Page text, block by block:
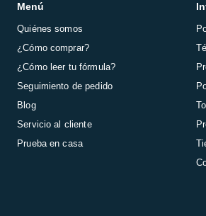
Menú
Quiénes somos
¿Cómo comprar?
¿Cómo leer tu fórmula?
Seguimiento de pedido
Blog
Servicio al cliente
Prueba en casa